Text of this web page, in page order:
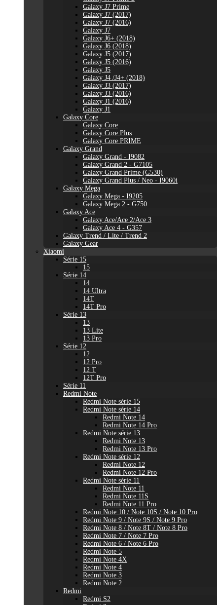
Galaxy J7 Prime
Galaxy J7 (2017)
Galaxy J7 (2016)
Galaxy J7
Galaxy J6+ (2018)
Galaxy J6 (2018)
Galaxy J5 (2017)
Galaxy J5 (2016)
Galaxy J5
Galaxy J4 /J4+ (2018)
Galaxy J3 (2017)
Galaxy J3 (2016)
Galaxy J1 (2016)
Galaxy J1
Galaxy Core
Galaxy Core
Galaxy Core Plus
Galaxy Core PRIME
Galaxy Grand
Galaxy Grand - I9082
Galaxy Grand 2 - G7105
Galaxy Grand Prime (G530)
Galaxy Grand Plus / Neo - I9060i
Galaxy Mega
Galaxy Mega - I9205
Galaxy Mega 2 - G750
Galaxy Ace
Galaxy Ace/Ace 2/Ace 3
Galaxy Ace 4 - G357
Galaxy Trend / Lite / Trend 2
Galaxy Gear
Xiaomi
Série 15
15
Série 14
14
14 Ultra
14T
14T Pro
Série 13
13
13 Lite
13 Pro
Série 12
12
12 Pro
12 T
12T Pro
Série 11
Redmi Note
Redmi Note série 15
Redmi Note série 14
Redmi Note 14
Redmi Note 14 Pro
Redmi Note série 13
Redmi Note 13
Redmi Note 13 Pro
Redmi Note série 12
Redmi Note 12
Redmi Note 12 Pro
Redmi Note série 11
Redmi Note 11
Redmi Note 11S
Redmi Note 11 Pro
Redmi Note 10 / Note 10S / Note 10 Pro
Redmi Note 9 / Note 9S / Note 9 Pro
Redmi Note 8 / Note 8T / Note 8 Pro
Redmi Note 7 / Note 7 Pro
Redmi Note 6 / Note 6 Pro
Redmi Note 5
Redmi Note 4X
Redmi Note 4
Redmi Note 3
Redmi Note 2
Redmi
Redmi S2